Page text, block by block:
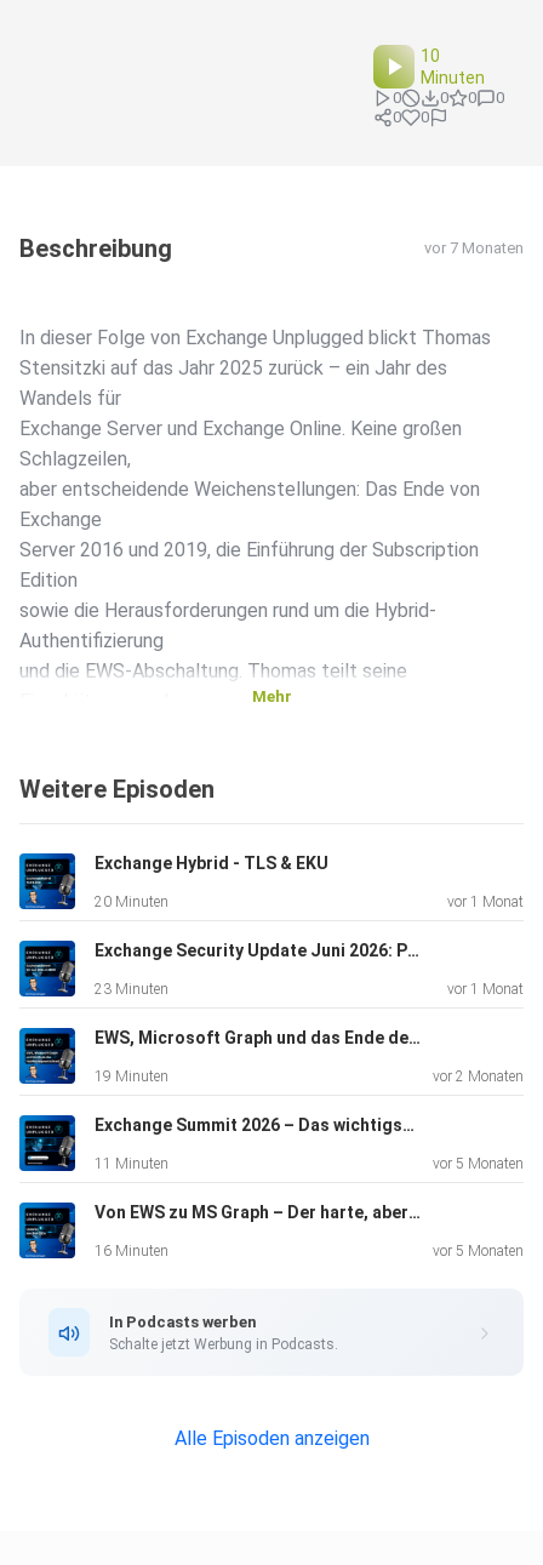
10
Minuten
0 0 0
0
0
0
Beschreibung vor 7 Monaten
In dieser Folge von Exchange Unplugged blickt Thomas
Stensitzki auf das Jahr 2025 zurück – ein Jahr des
Wandels für
Exchange Server und Exchange Online. Keine großen
Schlagzeilen,
aber entscheidende Weichenstellungen: Das Ende von
Exchange
Server 2016 und 2019, die Einführung der Subscription
Edition
sowie die Herausforderungen rund um die Hybrid-
Authentifizierung
und die EWS-Abschaltung. Thomas teilt seine
erwartet.
️ Rückblick auf Exchange Server 2025
️ Einführung der Exchange Server Subscription Edition
️ Support-Ende für Exchange Server 2016/2019
️ Migrationen und In-Place-Upgrades
Hybrid-Authentifizierung
️ EWS-Abschaltung und Compliance-Herausforderungen
Exchange Server, Microsoft 365 und die IT-Community
interessieren. Locker, informativ und praxisnah.
Mehr
Weitere Episoden
Exchange Hybrid - TLS & EKU
20 Minuten vor 1 Monat
Exchange Security Update Juni 2026: Patchen allein reicht nicht
23 Minuten vor 1 Monat
EWS, Microsoft Graph und das Ende der Hybrid‑Bequemlichkeit
19 Minuten vor 2 Monaten
Exchange Summit 2026 – Das wichtigste Messaging‑Event des Jahres
11 Minuten vor 5 Monaten
Von EWS zu MS Graph – Der harte, aber notwendige Übergang
16 Minuten vor 5 Monaten
In Podcasts werben
Schalte jetzt Werbung in Podcasts.
Alle Episoden anzeigen